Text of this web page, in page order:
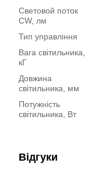
Световой поток
CW, лм
Тип управління
Вага світильника,
кГ
Довжина
світильника, мм
Потужність
світильника, Вт
Відгуки